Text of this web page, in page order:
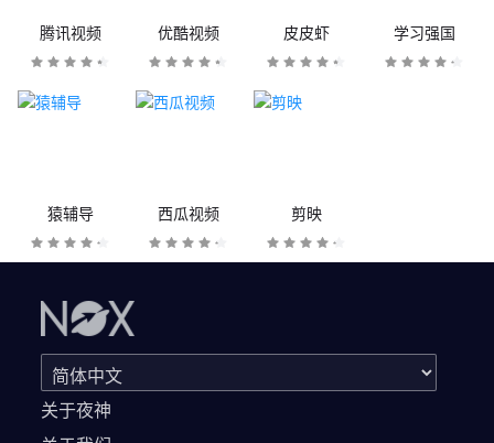
腾讯视频 优酷视频 皮皮虾 学习强国
猿辅导 西瓜视频 剪映
关于夜神